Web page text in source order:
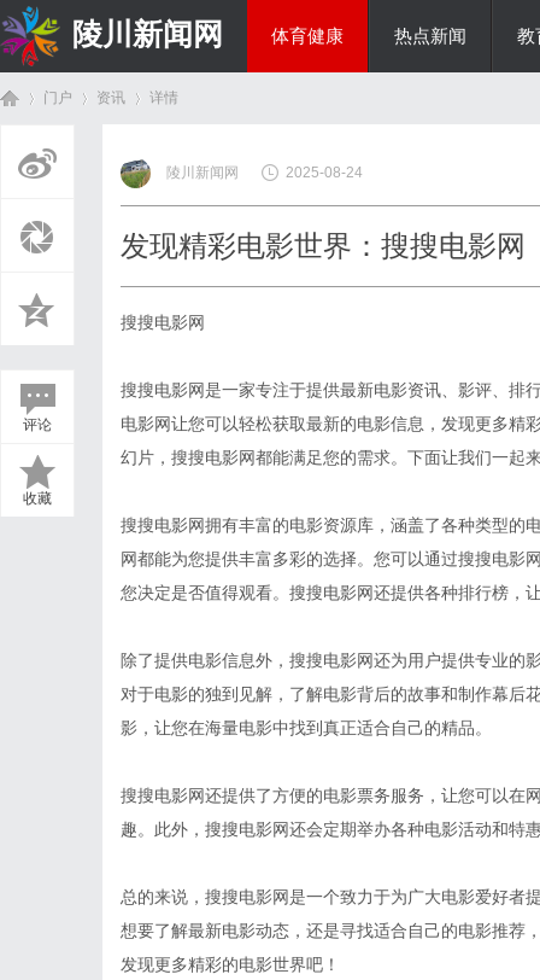
陵川新闻网 体育健康 热点新闻 教
门户 资讯
›
详情
评论
收藏
陵川新闻网 2025-08-24
发现精彩电影世界：搜搜电影网
搜搜电影网
搜搜电影网是一家专注于提供最新电影资讯、影评、排
电影网让您可以轻松获取最新的电影信息，发现更多精
幻片，搜搜电影网都能满足您的需求。下面让我们一起
搜搜电影网拥有丰富的电影资源库，涵盖了各种类型的
网都能为您提供丰富多彩的选择。您可以通过搜搜电影
您决定是否值得观看。搜搜电影网还提供各种排行榜，
除了提供电影信息外，搜搜电影网还为用户提供专业的
对于电影的独到见解，了解电影背后的故事和制作幕后
影，让您在海量电影中找到真正适合自己的精品。
搜搜电影网还提供了方便的电影票务服务，让您可以在
趣。此外，搜搜电影网还会定期举办各种电影活动和特
总的来说，搜搜电影网是一个致力于为广大电影爱好者
想要了解最新电影动态，还是寻找适合自己的电影推荐
发现更多精彩的电影世界吧！